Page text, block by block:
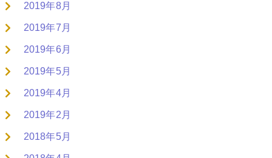
2019年8月
2019年7月
2019年6月
2019年5月
2019年4月
2019年2月
2018年5月